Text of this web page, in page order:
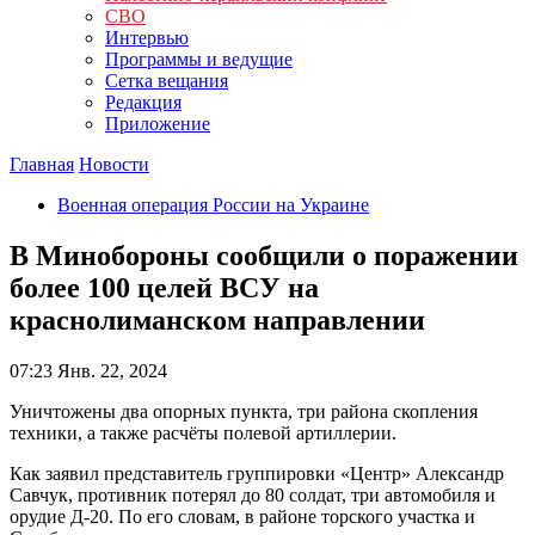
СВО
Интервью
Программы и ведущие
Сетка вещания
Редакция
Приложение
Главная Новости
Военная операция России на Украине
В Минобороны сообщили о поражении
более 100 целей ВСУ на
краснолиманском направлении
07:23 Янв. 22, 2024
Уничтожены два опорных пункта, три района скопления
техники, а также расчёты полевой артиллерии.
Как заявил представитель группировки «Центр» Александр
Савчук, противник потерял до 80 солдат, три автомобиля и
орудие Д-20. По его словам, в районе торского участка и